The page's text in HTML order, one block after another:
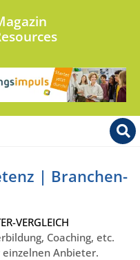
| Branchen-
VERGLEICH
Coaching, etc.
einzelnen Anbieter.